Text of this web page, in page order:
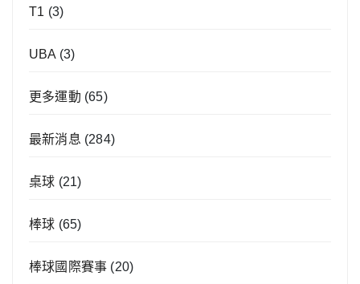
T1 (3)
UBA (3)
更多運動 (65)
最新消息 (284)
桌球 (21)
棒球 (65)
棒球國際賽事 (20)